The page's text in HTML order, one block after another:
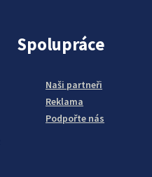
Spolupráce
Naši partneři
Reklama
Podpořte nás